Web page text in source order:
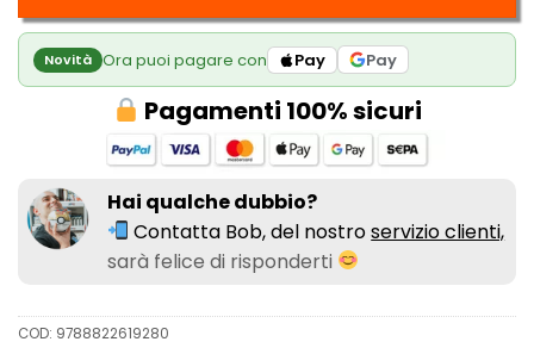
Novità Ora puoi pagare con Pay Pay
Pagamenti 100% sicuri
Hai qualche dubbio?
Contatta Bob, del nostroservizio clienti,
sarà felice di risponderti
COD: 9788822619280